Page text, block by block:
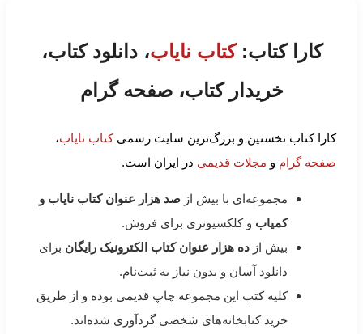
کارا کتاب:کتاب نایاب، دانلود کتاب،
خریدار کتاب، صفحه گرام
کارا کتاب نخستین و بزرگ‌ترین سایت رسمیکتاب نایاب،
صفحه گرام و مجلات قدیمی در ایران است.
مجموعه‌ای با بیش از صد هزار عنوان کتاب نایاب و
کمیاب و کلکسیونری برای فروش.
بیش از ده هزار عنوان کتاب الکترونیک رایگان برای
دانلود آسان و بدون نیاز به ثبت‌نام.
کلیه کتب این مجموعه چاپ قدیمی بوده و از طریق
خرید کتابخانه‌های شخصی گردآوری شده‌اند.